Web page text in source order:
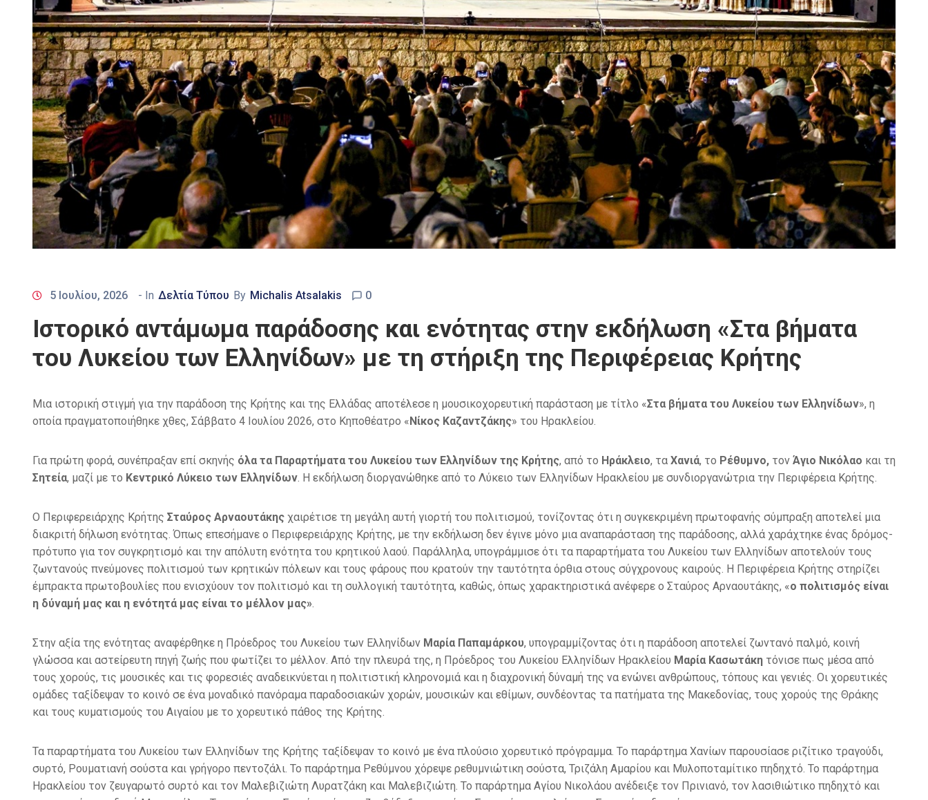
5 Ιουλίου, 2026 - In Δελτία Τύπου By Michalis Atsalakis 0
Ιστορικό αντάμωμα παράδοσης και ενότητας στην εκδήλωση «Στα βήματα
του Λυκείου των Ελληνίδων» με τη στήριξη της Περιφέρειας Κρήτης
Μια ιστορική στιγμή για την παράδοση της Κρήτης και της Ελλάδας αποτέλεσε η μουσικοχορευτική παράσταση με τίτλο «Στα βήματα του Λυκείου των Ελληνίδων», η
οποία πραγματοποιήθηκε χθες, Σάββατο 4 Ιουλίου 2026, στο Κηποθέατρο «Νίκος Καζαντζάκης» του Ηρακλείου.
Για πρώτη φορά, συνέπραξαν επί σκηνής όλα τα Παραρτήματα του Λυκείου των Ελληνίδων της Κρήτης, από το Ηράκλειο, τα Χανιά, το Ρέθυμνο, τον Άγιο Νικόλαο και τη
Σητεία, μαζί με το Κεντρικό Λύκειο των Ελληνίδων . Η εκδήλωση διοργανώθηκε από το Λύκειο των Ελληνίδων Ηρακλείου με συνδιοργανώτρια την Περιφέρεια Κρήτης.
Ο Περιφερειάρχης Κρήτης Σταύρος Αρναουτάκης χαιρέτισε τη μεγάλη αυτή γιορτή του πολιτισμού, τονίζοντας ότι η συγκεκριμένη πρωτοφανής σύμπραξη αποτελεί μια
διακριτή δήλωση ενότητας. Όπως επεσήμανε ο Περιφερειάρχης Κρήτης, με την εκδήλωση δεν έγινε μόνο μια αναπαράσταση της παράδοσης, αλλά χαράχτηκε ένας δρόμος-
πρότυπο για τον συγκρητισμό και την απόλυτη ενότητα του κρητικού λαού. Παράλληλα, υπογράμμισε ότι τα παραρτήματα του Λυκείου των Ελληνίδων αποτελούν τους
ζωντανούς πνεύμονες πολιτισμού των κρητικών πόλεων και τους φάρους που κρατούν την ταυτότητα όρθια στους σύγχρονους καιρούς. Η Περιφέρεια Κρήτης στηρίζει
έμπρακτα πρωτοβουλίες που ενισχύουν τον πολιτισμό και τη συλλογική ταυτότητα, καθώς, όπως χαρακτηριστικά ανέφερε ο Σταύρος Αρναουτάκης, «ο πολιτισμός είναι
η δύναμή μας και η ενότητά μας είναι το μέλλον μας»
Στην αξία της ενότητας αναφέρθηκε η Πρόεδρος του Λυκείου των Ελληνίδων Μαρία Παπαμάρκου, υπογραμμίζοντας ότι η παράδοση αποτελεί ζωντανό παλμό, κοινή
γλώσσα και αστείρευτη πηγή ζωής που φωτίζει το μέλλον. Από την πλευρά της, η Πρόεδρος του Λυκείου Ελληνίδων Ηρακλείου Μαρία Κασωτάκη τόνισε πως μέσα από
τους χορούς, τις μουσικές και τις φορεσιές αναδεικνύεται η πολιτιστική κληρονομιά και η διαχρονική δύναμή της να ενώνει ανθρώπους, τόπους και γενιές. Οι χορευτικές
ομάδες ταξίδεψαν το κοινό σε ένα μοναδικό πανόραμα παραδοσιακών χορών, μουσικών και εθίμων, συνδέοντας τα πατήματα της Μακεδονίας, τους χορούς της Θράκης
και τους κυματισμούς του Αιγαίου με το χορευτικό πάθος της Κρήτης.
Τα παραρτήματα του Λυκείου των Ελληνίδων της Κρήτης ταξίδεψαν το κοινό με ένα πλούσιο χορευτικό πρόγραμμα. Το παράρτημα Χανίων παρουσίασε ριζίτικο τραγούδι,
συρτό, Ρουματιανή σούστα και γρήγορο πεντοζάλι. Το παράρτημα Ρεθύμνου χόρεψε ρεθυμνιώτικη σούστα, Τριζάλη Αμαρίου και Μυλοποταμίτικο πηδηχτό. Το παράρτημα
Ηρακλείου τον ζευγαρωτό συρτό και τον Μαλεβιζιώτη Λυρατζάκη και Μαλεβιζιώτη. Το παράρτημα Αγίου Νικολάου ανέδειξε τον Πρινιανό, τον λασιθιώτικο πηδηχτό και